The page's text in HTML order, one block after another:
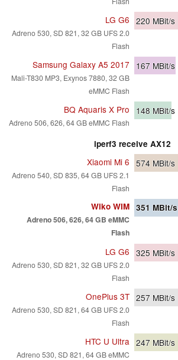
LG G6
Adreno 530, SD 821, 32 GB UFS 2.0
Flash
220 MBit/s
Samsung Galaxy A5 2017
Mali-T830 MP3, Exynos 7880, 32 GB
eMMC Flash
167 MBit/s
BQ Aquaris X Pro
Adreno 506, 626, 64 GB eMMC Flash
148 MBit/s
iperf3 receive AX12
Xiaomi Mi 6
Adreno 540, SD 835, 64 GB UFS 2.1
Flash
574 MBit/s
Wiko WIM
Adreno 506, 626, 64 GB eMMC
Flash
351 MBit/s
LG G6
Adreno 530, SD 821, 32 GB UFS 2.0
Flash
325 MBit/s
OnePlus 3T
Adreno 530, SD 821, 64 GB UFS 2.0
Flash
257 MBit/s
HTC U Ultra
Adreno 530, SD 821, 64 GB eMMC
247 MBit/s